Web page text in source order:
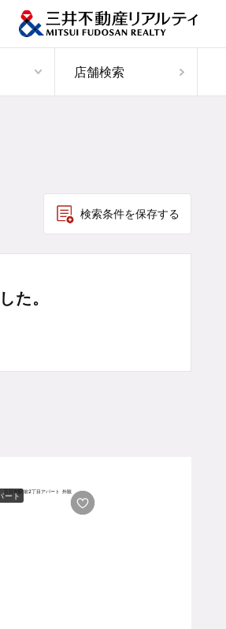
店舗検索
検索条件を保存する
た。
ート